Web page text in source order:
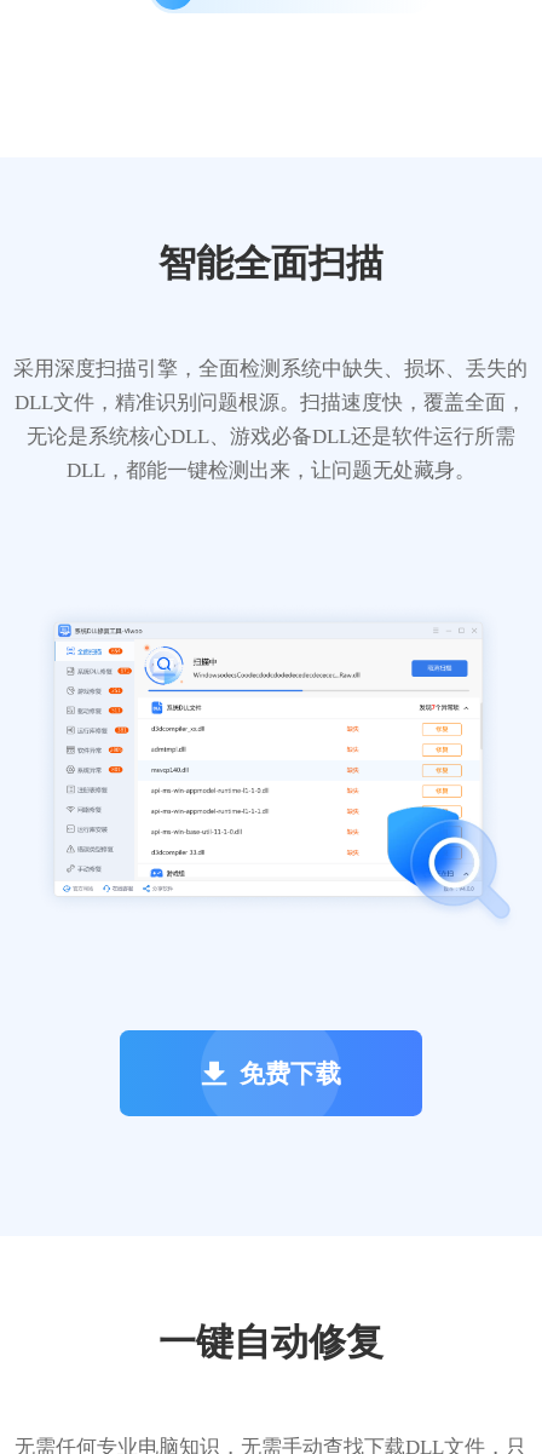
智能全面扫描
采用深度扫描引擎，全面检测系统中缺失、损坏、丢失的
DLL文件，精准识别问题根源。扫描速度快，覆盖全面，
无论是系统核心DLL、游戏必备DLL还是软件运行所需
DLL，都能一键检测出来，让问题无处藏身。
免费下载
一键自动修复
无需任何专业电脑知识，无需手动查找下载DLL文件，只